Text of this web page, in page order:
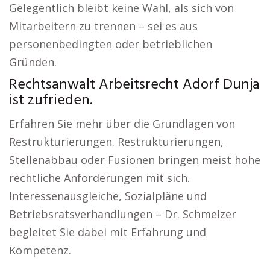
Gelegentlich bleibt keine Wahl, als sich von
Mitarbeitern zu trennen – sei es aus
personenbedingten oder betrieblichen
Gründen.
Rechtsanwalt Arbeitsrecht Adorf Dunja
ist zufrieden.
Erfahren Sie mehr über die Grundlagen von
Restrukturierungen. Restrukturierungen,
Stellenabbau oder Fusionen bringen meist hohe
rechtliche Anforderungen mit sich.
Interessenausgleiche, Sozialpläne und
Betriebsratsverhandlungen – Dr. Schmelzer
begleitet Sie dabei mit Erfahrung und
Kompetenz.